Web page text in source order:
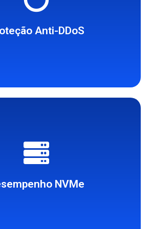
Anti-DDoS
planos proteção de até
contra ataques.
NVMe
para cadastros,
simultâneas.